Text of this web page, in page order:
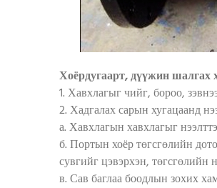
Хоёрдугаарт, дүүжин шалгах
1. Хавхлагыг чийг, бороо,
2. Хадгалах сарын хугацаанд
а. Хавхлагын хавхлагыг
б. Портын хоёр төгсгөлийн
сувгийг цэвэрхэн, төгсгөлийн
в. Сав баглаа боодлын зохих